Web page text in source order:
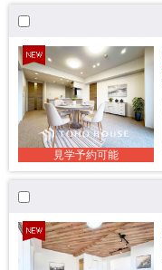
見学予約可能